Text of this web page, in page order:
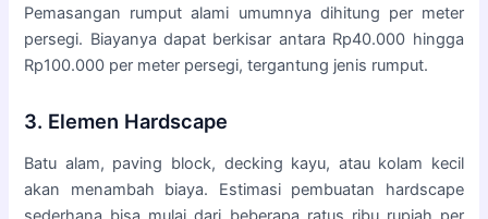
Pemasangan rumput alami umumnya dihitung per meter
persegi. Biayanya dapat berkisar antara Rp40.000 hingga
Rp100.000 per meter persegi, tergantung jenis rumput.
3. Elemen Hardscape
Batu alam, paving block, decking kayu, atau kolam kecil
akan menambah biaya. Estimasi pembuatan hardscape